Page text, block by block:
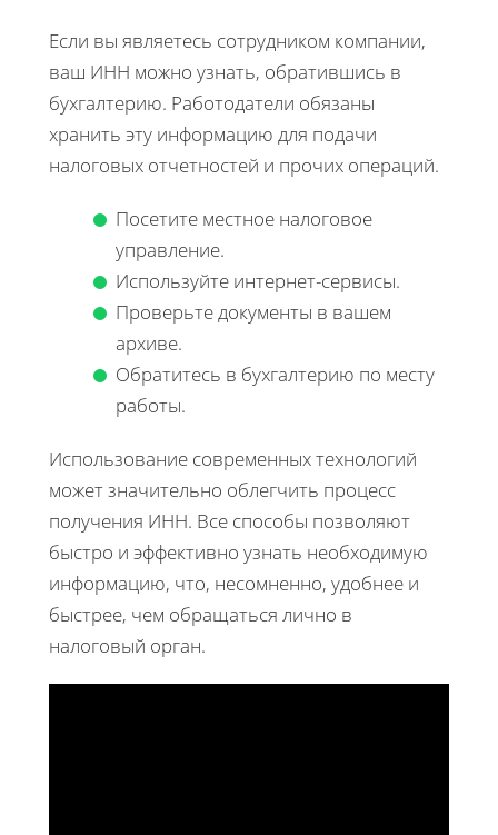
Если вы являетесь сотрудником компании,
ваш ИНН можно узнать, обратившись в
бухгалтерию. Работодатели обязаны
хранить эту информацию для подачи
налоговых отчетностей и прочих операций.
Посетите местное налоговое
управление.
Используйте интернет-сервисы.
Проверьте документы в вашем
архиве.
Обратитесь в бухгалтерию по месту
работы.
Использование современных технологий
может значительно облегчить процесс
получения ИНН. Все способы позволяют
быстро и эффективно узнать необходимую
информацию, что, несомненно, удобнее и
быстрее, чем обращаться лично в
налоговый орган.